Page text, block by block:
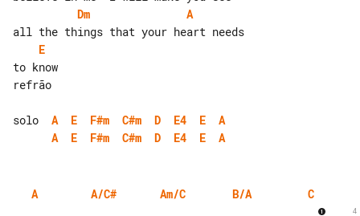
Dm
A
E
to know
refrão
solo A E F#m C#m D E4 E
A
A
E F#m C#m D E4 E A
A A/C# Am/C B/A C
4